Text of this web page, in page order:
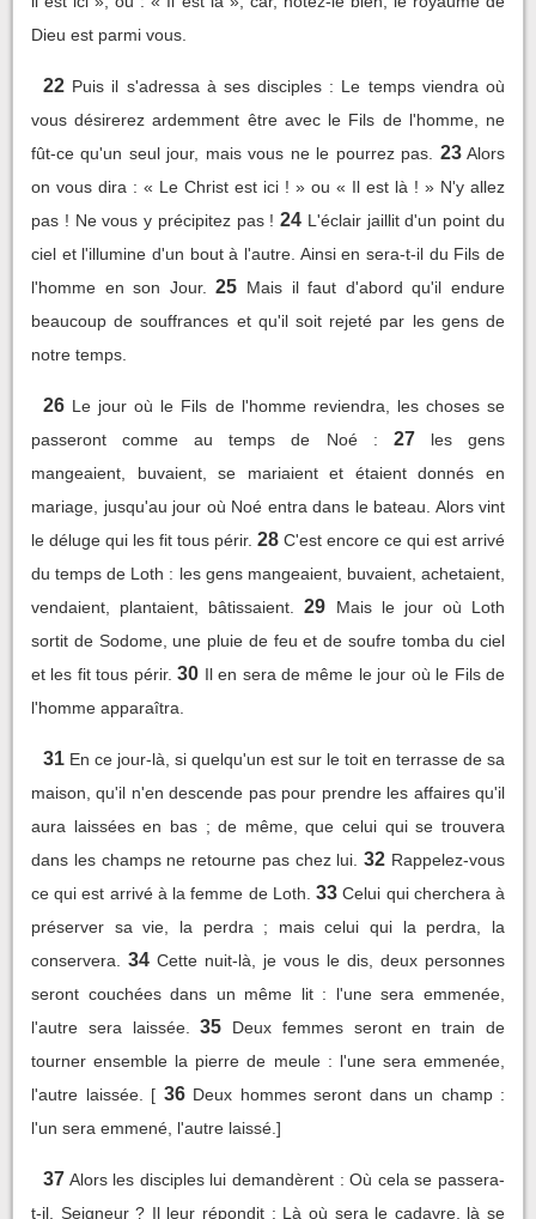
Dieu est parmi vous.
22 Puis il s'adressa à ses disciples : Le temps viendra où
vous désirerez ardemment être avec le Fils de l'homme, ne
fût-ce qu'un seul jour, mais vous ne le pourrez pas.
23 Alors
on vous dira : « Le Christ est ici ! » ou « Il est là ! » N'y allez
pas ! Ne vous y précipitez pas ! 24 L'éclair jaillit d'un point du
ciel et l'illumine d'un bout à l'autre. Ainsi en sera-t-il du Fils de
l'homme en son Jour.
25 Mais il faut d'abord qu'il endure
beaucoup de souffrances et qu'il soit rejeté par les gens de
notre temps.
26 Le jour où le Fils de l'homme reviendra, les choses se
passeront comme au temps de Noé :
27
les gens
mangeaient, buvaient, se mariaient et étaient donnés en
mariage, jusqu'au jour où Noé entra dans le bateau. Alors vint
le déluge qui les fit tous périr. 28 C'est encore ce qui est arrivé
du temps de Loth : les gens mangeaient, buvaient, achetaient,
vendaient, plantaient, bâtissaient.
29
Mais le jour où Loth
sortit de Sodome, une pluie de feu et de soufre tomba du ciel
et les fit tous périr. 30 Il en sera de même le jour où le Fils de
l'homme apparaîtra.
31 En ce jour-là, si quelqu'un est sur le toit en terrasse de sa
maison, qu'il n'en descende pas pour prendre les affaires qu'il
aura laissées en bas ; de même, que celui qui se trouvera
dans les champs ne retourne pas chez lui. 32 Rappelez-vous
ce qui est arrivé à la femme de Loth. 33 Celui qui cherchera à
préserver sa vie, la perdra ; mais celui qui la perdra, la
conservera.
34 Cette nuit-là, je vous le dis, deux personnes
seront couchées dans un même lit : l'une sera emmenée,
l'autre sera laissée.
35
Deux femmes seront en train de
tourner ensemble la pierre de meule : l'une sera emmenée,
l'autre laissée. [ 36 Deux hommes seront dans un champ :
l'un sera emmené, l'autre laissé.]
37 Alors les disciples lui demandèrent : Où cela se passera-
t-il, Seigneur ? Il leur répondit : Là où sera le cadavre, là se